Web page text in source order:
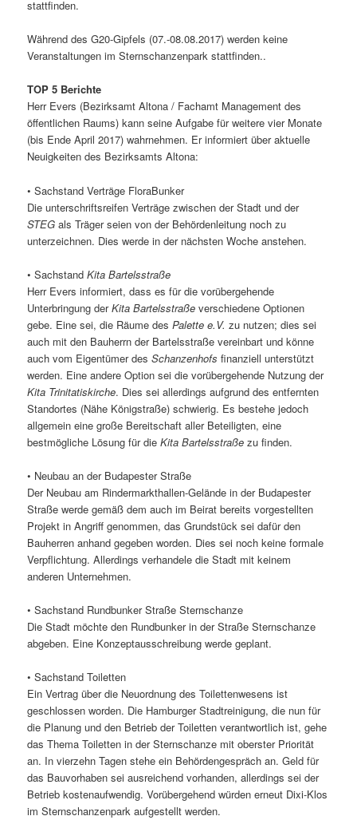
stattfinden.
Während des G20-Gipfels (07.-08.08.2017) werden keine
Veranstaltungen im Sternschanzenpark stattfinden..
TOP 5 Berichte
Herr Evers (Bezirksamt Altona / Fachamt Management des
öffentlichen Raums) kann seine Aufgabe für weitere vier Monate
(bis Ende April 2017) wahrnehmen. Er informiert über aktuelle
Neuigkeiten des Bezirksamts Altona:
• Sachstand Verträge FloraBunker
Die unterschriftsreifen Verträge zwischen der Stadt und der
STEG als Träger seien von der Behördenleitung noch zu
unterzeichnen. Dies werde in der nächsten Woche anstehen.
• SachstandKita Bartelsstraße
Herr Evers informiert, dass es für die vorübergehende
Unterbringung derKita Bartelsstraße verschiedene Optionen
gebe. Eine sei, die Räume desPalette e.V. zu nutzen; dies sei
auch mit den Bauherrn der Bartelsstraße vereinbart und könne
auch vom Eigentümer desSchanzenhofs finanziell unterstützt
werden. Eine andere Option sei die vorübergehende Nutzung der
Kita Trinitatiskirche. Dies sei allerdings aufgrund des entfernten
Standortes (Nähe Königstraße) schwierig. Es bestehe jedoch
allgemein eine große Bereitschaft aller Beteiligten, eine
bestmögliche Lösung für dieKita Bartelsstraße zu finden.
• Neubau an der Budapester Straße
Der Neubau am Rindermarkthallen-Gelände in der Budapester
Straße werde gemäß dem auch im Beirat bereits vorgestellten
Projekt in Angriff genommen, das Grundstück sei dafür den
Bauherren anhand gegeben worden. Dies sei noch keine formale
Verpflichtung. Allerdings verhandele die Stadt mit keinem
anderen Unternehmen.
• Sachstand Rundbunker Straße Sternschanze
Die Stadt möchte den Rundbunker in der Straße Sternschanze
abgeben. Eine Konzeptausschreibung werde geplant.
• Sachstand Toiletten
Ein Vertrag über die Neuordnung des Toilettenwesens ist
geschlossen worden. Die Hamburger Stadtreinigung, die nun für
die Planung und den Betrieb der Toiletten verantwortlich ist, gehe
das Thema Toiletten in der Sternschanze mit oberster Priorität
an. In vierzehn Tagen stehe ein Behördengespräch an. Geld für
das Bauvorhaben sei ausreichend vorhanden, allerdings sei der
Betrieb kostenaufwendig. Vorübergehend würden erneut Dixi-Klos
im Sternschanzenpark aufgestellt werden.